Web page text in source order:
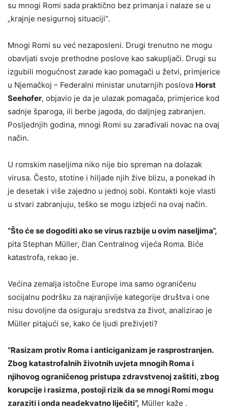
su mnogi Romi sada praktično bez primanja i nalaze se u
„krajnje nesigurnoj situaciji“.
Mnogi Romi su već nezaposleni. Drugi trenutno ne mogu
obavljati svoje prethodne poslove kao sakupljači. Drugi su
izgubili mogućnost zarade kao pomagači u žetvi, primjerice
u Njemačkoj – Federalni ministar unutarnjih poslova Horst
Seehofer, objavio je da je ulazak pomagača, primjerice kod
sadnje šparoga, ili berbe jagoda, do daljnjeg zabranjen.
Posljednjih godina, mnogi Romi su zarađivali novac na ovaj
način.
U romskim naseljima niko nije bio spreman na dolazak
virusa. Često, stotine i hiljade njih žive blizu, a ponekad ih
je desetak i više zajedno u jednoj sobi. Kontakti koje vlasti
u stvari zabranjuju, teško se mogu izbjeći na ovaj način.
“Što će se dogoditi ako se virus razbije u ovim naseljima“,
pita Stephan Müller, član Centralnog vijeća Roma. Biće
katastrofa, rekao je.
Većina zemalja istočne Europe ima samo ograničenu
socijalnu podršku za najranjivije kategorije društva i one
nisu dovoljne da osiguraju sredstva za život, analizirao je
Müller pitajući se, kako će ljudi preživjeti?
“Rasizam protiv Roma i anticiganizam je rasprostranjen.
Zbog katastrofalnih životnih uvjeta mnogih Roma i
njihovog ograničenog pristupa zdravstvenoj zaštiti, zbog
korupcije i rasizma, postoji rizik da se mnogi Romi mogu
zaraziti i onda neadekvatno liječiti“, Müller kaže .